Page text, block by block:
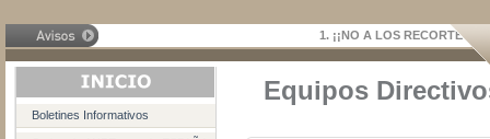
¡¡NO A LOS RECORTES!!
Boletines Informativos
Equipos